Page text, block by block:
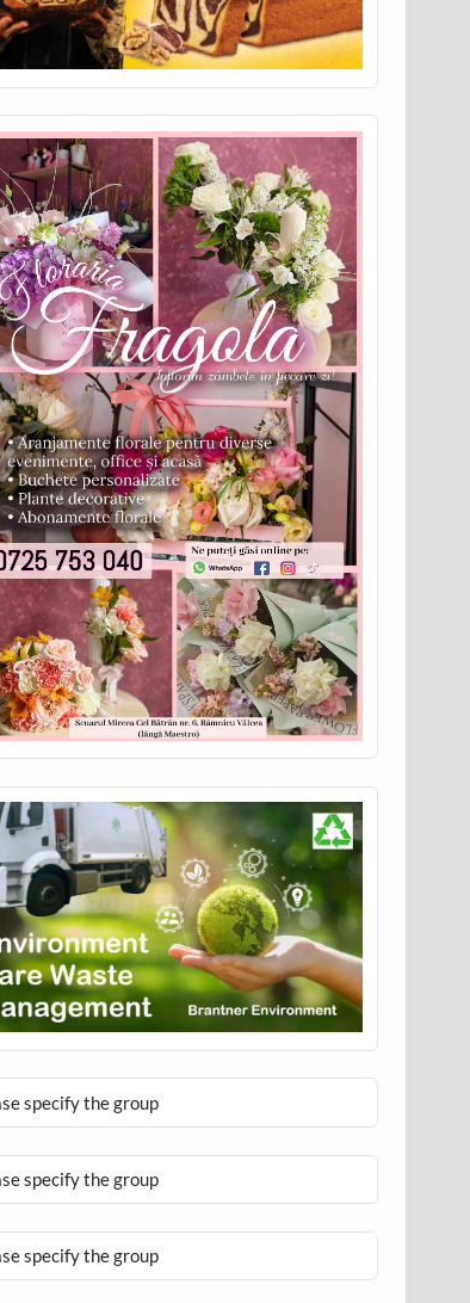
specify the group
specify the group
specify the group